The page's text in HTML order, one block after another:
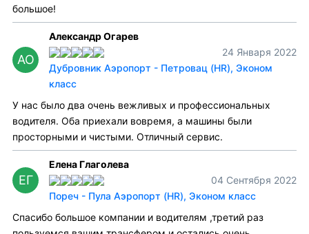
большое!
АО
Александр Огарев
24 Января 2022
Дубровник Аэропорт - Петровац (HR), Эконом
класс
У нас было два очень вежливых и профессиональных
водителя. Оба приехали вовремя, а машины были
просторными и чистыми. Отличный сервис.
ЕГ
Елена Глаголева
04 Сентября 2022
Пореч - Пула Аэропорт (HR), Эконом класс
Спасибо большое компании и водителям ,третий раз